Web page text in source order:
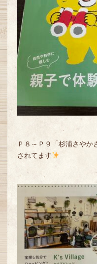
Ｐ８～Ｐ９「杉浦さやか
されてます